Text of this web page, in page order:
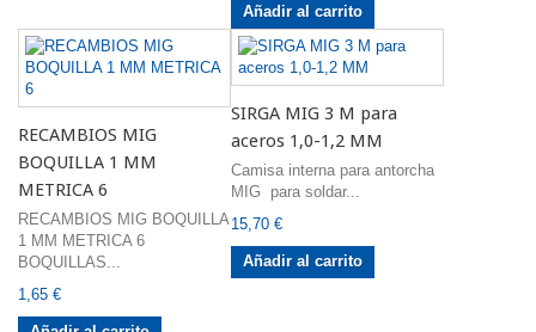
Añadir al carrito
RECAMBIOS MIG
BOQUILLA 1 MM
METRICA 6
RECAMBIOS MIG BOQUILLA
1 MM METRICA 6
BOQUILLAS...
1,65 €
SIRGA MIG 3 M para
aceros 1,0-1,2 MM
Camisa interna para antorcha
MIG para soldar...
15,70 €
Añadir al carrito